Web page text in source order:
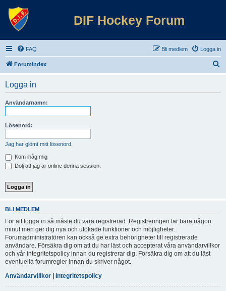
DIF Hockey Forum
FAQ Logga in
Bli medlem
Forumindex
Logga in
Användarnamn:
Lösenord:
Jag har glömt mitt lösenord.
Kom ihåg mig
Dölj att jag är online denna session.
BLI MEDLEM
För att logga in så måste du vara registrerad. Registreringen tar bara någon
minut men ger dig nya och utökade funktioner och möjligheter.
Forumadministratören kan också ge extra behörigheter till registrerade
användare. Försäkra dig om att du har läst och accepterat våra användarvillkor
och vår integritetspolicy innan du registrerar dig. Försäkra dig om att du läst
eventuella forumregler innan du skriver något.
Användarvillkor | Integritetspolicy